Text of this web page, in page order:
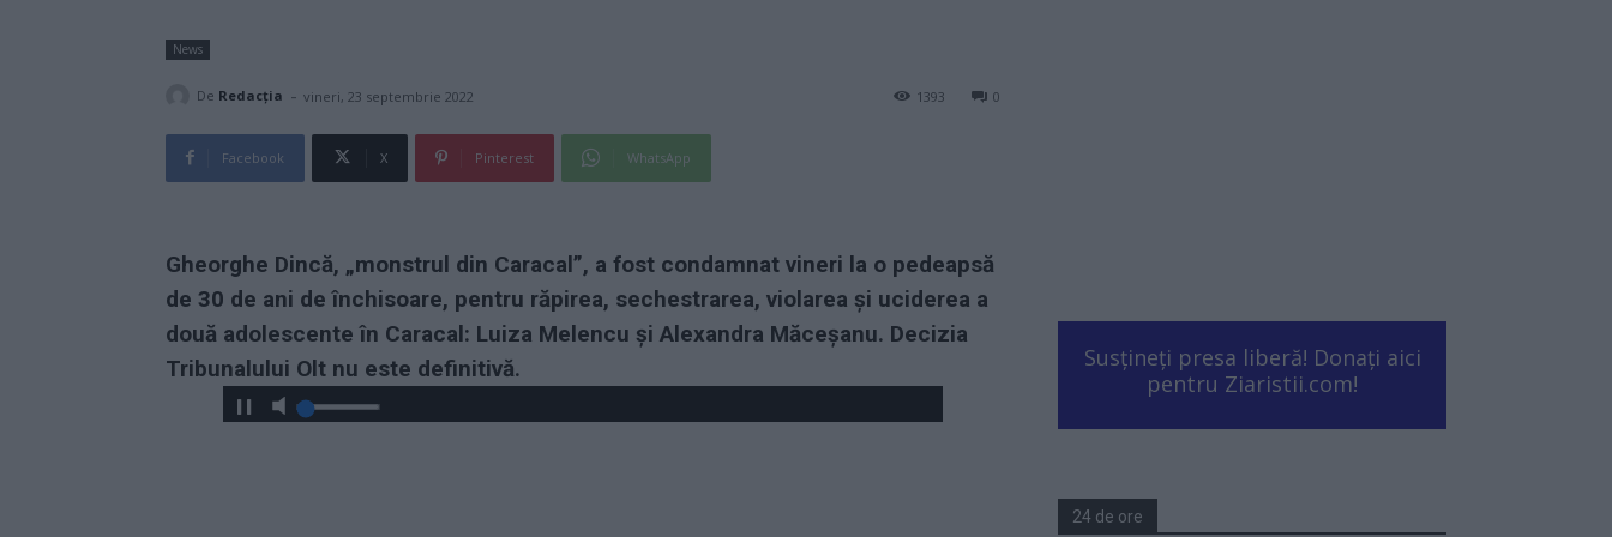
News
De Redacţia - vineri, 23 septembrie 2022 0
1393
Facebook X Pinterest WhatsApp
Gheorghe Dincă, „monstrul din Caracal”, a fost condamnat vineri la o pedeapsă
de 30 de ani de închisoare, pentru răpirea, sechestrarea, violarea și uciderea a
două adolescente în Caracal: Luiza Melencu și Alexandra Măceşanu. Decizia
Tribunalului Olt nu este definitivă.
Susțineți presa liberă! Donați aici
pentru Ziaristii.com!
24 de ore